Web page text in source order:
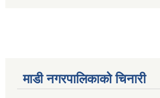
माडी नगरपालिकाको चिनारी